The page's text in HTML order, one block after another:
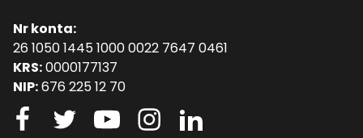
Nr konta:
26 1050 1445 1000 0022 7647 0461
KRS:0000177137
NIP:676 225 12 70